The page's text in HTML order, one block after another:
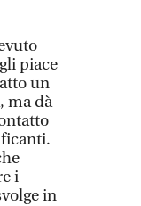
piace
un
ma dà
i
in